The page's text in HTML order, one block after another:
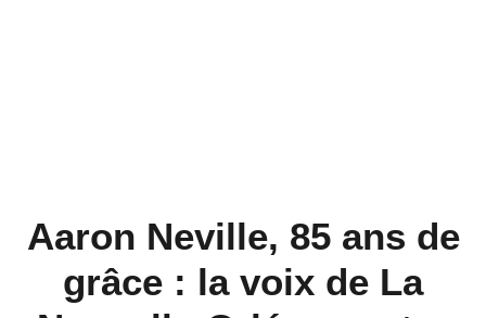
Aaron Neville, 85 ans de
grâce : la voix de La